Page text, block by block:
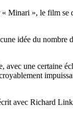
Minari », le film se
idée du nombre
avec une certaine
avec Richard